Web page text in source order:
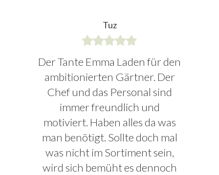
Tuz
Der Tante Emma Laden für den
ambitionierten Gärtner. Der
Chef und das Personal sind
immer freundlich und
motiviert. Haben alles da was
man benötigt. Sollte doch mal
was nicht im Sortiment sein,
wird sich bemüht es dennoch